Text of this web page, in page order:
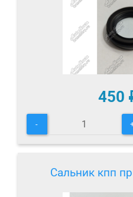
450
-
Сальник кпп